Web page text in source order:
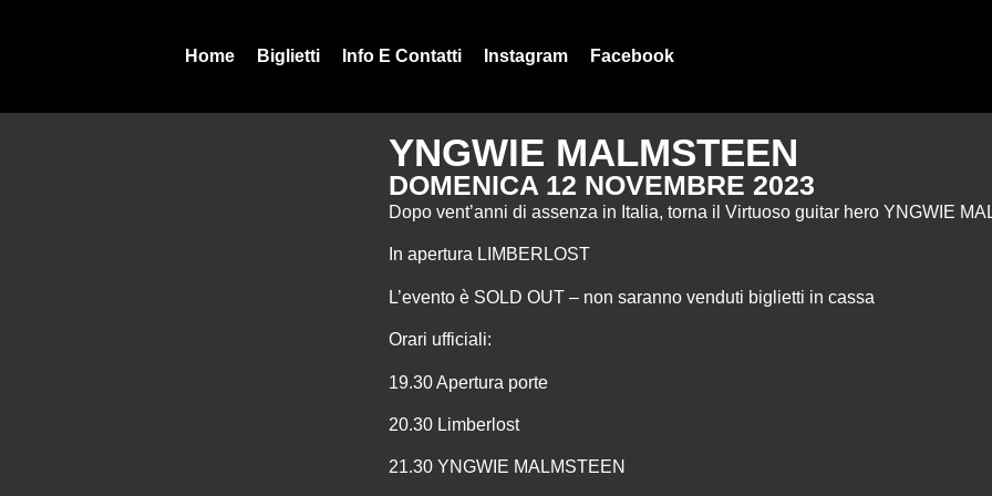
Home Biglietti Info E Contatti Instagram Facebook
YNGWIE MALMSTEEN
DOMENICA 12 NOVEMBRE 2023
Dopo vent’anni di assenza in Italia, torna il Virtuoso guitar hero YNGWIE
In apertura LIMBERLOST
L’evento è SOLD OUT – non saranno venduti biglietti in cassa
Orari ufficiali:
19.30 Apertura porte
20.30 Limberlost
21.30 YNGWIE MALMSTEEN